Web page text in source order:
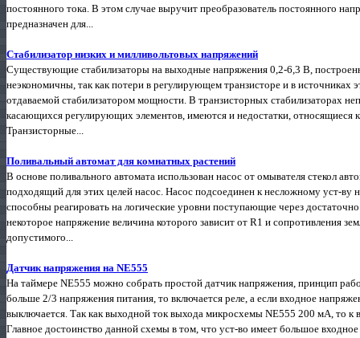
постоянного тока. В этом случае выручит преобразователь постоянного
предназначен для...
Стабилизатор низких и милливольтовых напряжений
Существующие стабилизаторы на выходные напряжения 0,2-6,3 В,
неэкономичны, так как потери в регулирующем транзисторе и в источниках
отдаваемой стабилизатором мощности. В транзисторных стабилизаторах
касающихся регулирующих элементов, имеются и недостатки, относящиеся
Транзисторные...
Поливальный автомат для комнатных растений
В основе поливального автомата использован насос от омывателя стекол
подходящий для этих целей насос. Насос подсоединен к несложному уст-
способны реагировать на логические уровни поступающие через
некоторое напряжение величина которого зависит от R1 и сопротивления
допустимого...
Датчик напряжения на NE555
На таймере NE555 можно собрать простой датчик напряжения, принцип
больше 2/3 напряжения питания, то включается реле, а если входное
выключается. Так как выходной ток выхода микросхемы NE555 200 мА, то
Главное достоинство данной схемы в том, что уст-во имеет большое